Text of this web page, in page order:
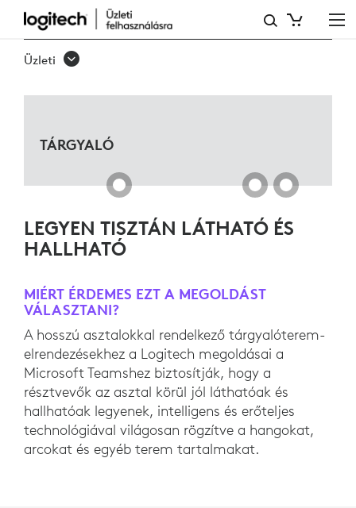
TÁRGYALÓTEREM
Üzleti
TÁRGYALÓ
LEGYEN TISZTÁN LÁTHATÓ ÉS
HALLHATÓ
MIÉRT ÉRDEMES EZT A MEGOLDÁST
VÁLASZTANI?
A hosszú asztalokkal rendelkező tárgyalóterem-
elrendezésekhez a Logitech megoldásai a
Microsoft Teamshez biztosítják, hogy a
résztvevők az asztal körül jól láthatóak és
hallhatóak legyenek, intelligens és erőteljes
technológiával világosan rögzítve a hangokat,
arcokat és egyéb terem tartalmakat.